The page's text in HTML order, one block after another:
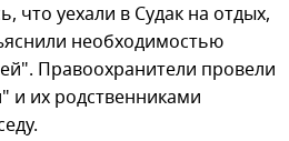
что уехали в Судак на отдых,
необходимостью
Правоохранители провели
и их родственниками